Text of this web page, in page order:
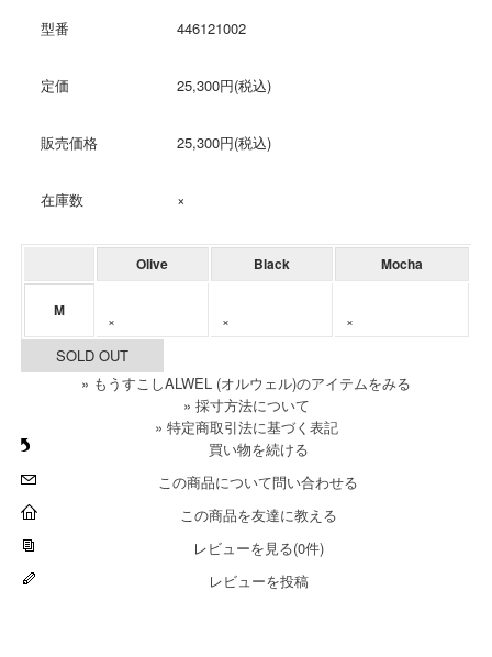
型番 446121002
定価 25,300円(税込)
販売価格 25,300円(税込)
在庫数 ×
» 採寸方法について
» 特定商取引法に基づく表記
買い物を続ける
この商品について問い合わせる
この商品を友達に教える
レビューを見る(0件)
レビューを投稿
Olive Black Mocha
M
× × ×
SOLD OUT
» もうすこしALWEL (オルウェル)のアイテムをみる